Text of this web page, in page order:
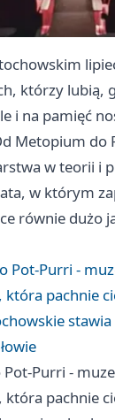
którzy lubią,
i na pamięć
Metopium do
w teorii i
w którym
równie dużo
Pot-Purri -
pachnie
Purri -
pachnie